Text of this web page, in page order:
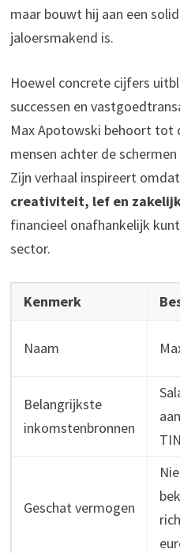
maar bouwt hij aan een
jaloersmakend is.
Hoewel concrete cijfers
successen en
Max Apotowski behoort tot
mensen achter de
Zijn verhaal inspireert
creativiteit, lef en
financieel onafhankelijk
sector.
Kenmerk
Naam
Belangrijkste
inkomstenbronnen
Geschat vermogen